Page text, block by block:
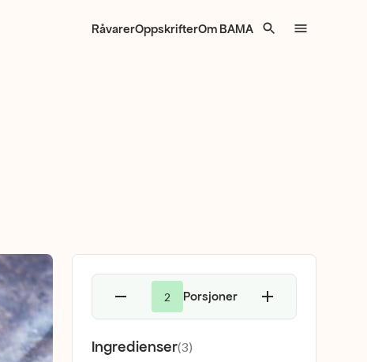
RåvarerOppskrifterOm BAMA
2 Porsjoner
Ingredienser(3)